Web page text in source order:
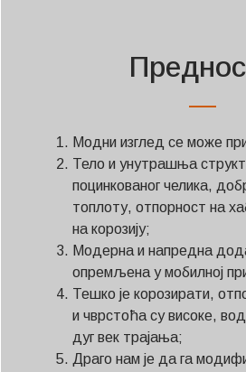
Модни изглед се може
Тело и унутрашња
поцинкованог челика,
топлоту, отпорност на
на корозију;
Модерна и напредна
опремљена у мобилној
Тешко је корозирати,
и чврстоћа су високе,
дуг век трајања;
Драго нам је да га